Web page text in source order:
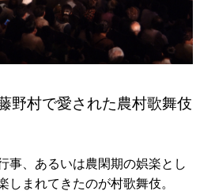
野村で愛された農村歌舞伎
事、あるいは農閑期の娯楽とし
しまれてきたのが村歌舞伎。